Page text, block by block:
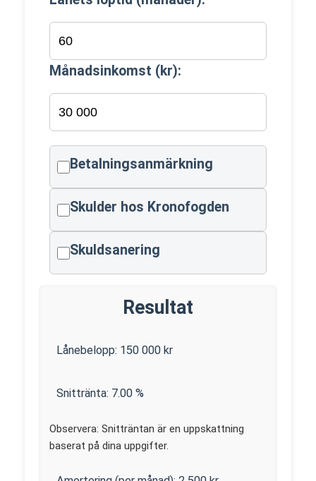
Månadsinkomst (kr):
Betalningsanmärkning
Skulder hos Kronofogden
Skuldsanering
Resultat
Lånebelopp: 150 000 kr
Snittränta: 7.00 %
Observera: Snitträntan är en uppskattning
baserat på dina uppgifter.